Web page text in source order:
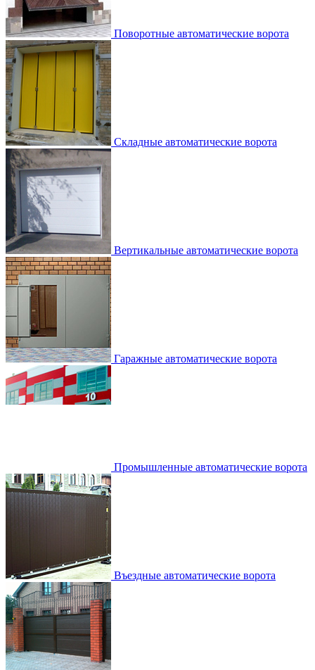
Поворотные автоматические ворота
Складные автоматические ворота
Вертикальные автоматические ворота
Гаражные автоматические ворота
Промышленные автоматические ворота
Въездные автоматические ворота